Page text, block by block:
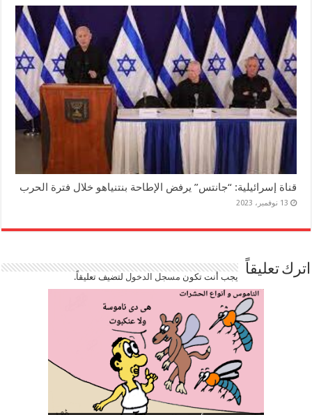
قناة إسرائيلية: “جانتس” يرفض الإطاحة بنتنياهو خلال فترة الحرب
13 نوفمبر، 2023
اترك تعليقاً يجب أنت تكون مسجل الدخوللتضيف تعليقاً.